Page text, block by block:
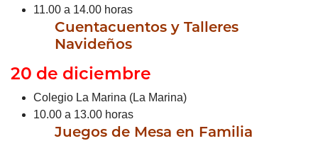
11.00 a 14.00 horas
Cuentacuentos y Talleres
Navideños
20 de diciembre
Colegio La Marina (La Marina)
10.00 a 13.00 horas
Juegos de Mesa en Familia